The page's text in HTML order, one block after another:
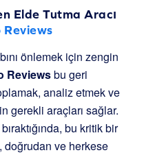
Elde Tutma Aracı
Reviews
önlemek için zengin
Reviewsbu geri
analiz etmek ve
gerekli araçları sağlar.
bu kritik bir
doğrudan ve herkese